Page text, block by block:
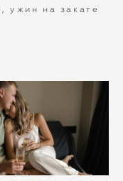
ужин на закате